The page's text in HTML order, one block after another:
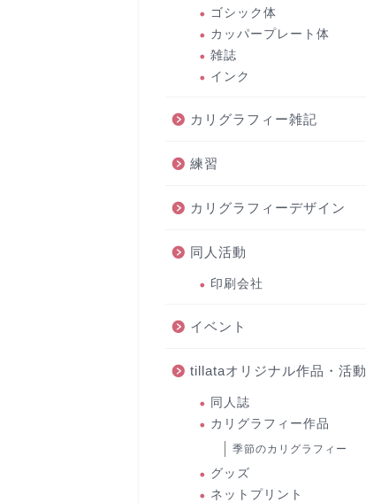
ゴシック体
カッパープレート体
雑誌
インク
カリグラフィー雑記
練習
カリグラフィーデザイン
同人活動
印刷会社
イベント
tillataオリジナル作品・活動
同人誌
カリグラフィー作品
季節のカリグラフィー
グッズ
ネットプリント